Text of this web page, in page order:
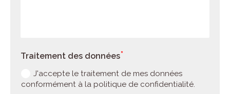
Traitement des données
J'accepte le traitement de mes données
conformément à la politique de confidentialité.